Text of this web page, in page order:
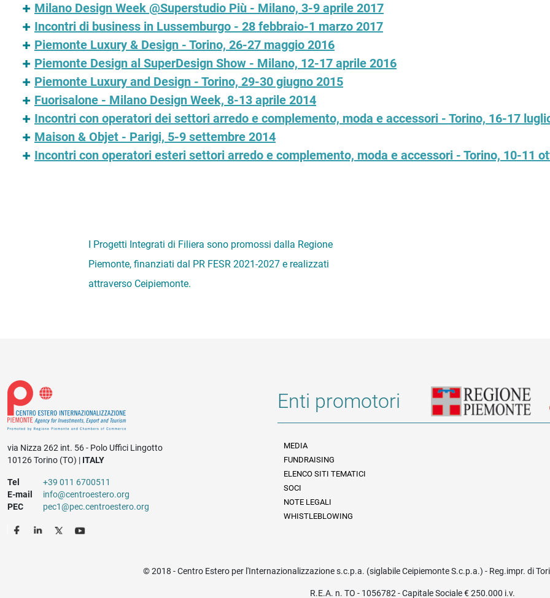
Milano Design Week @Superstudio Più - Milano, 3-9 aprile 2017
Incontri di business in Lussemburgo - 28 febbraio-1 marzo 2017
Piemonte Luxury & Design - Torino, 26-27 maggio 2016
Piemonte Design al SuperDesign Show - Milano, 12-17 aprile 2016
Piemonte Luxury and Design - Torino, 29-30 giugno 2015
Fuorisalone - Milano Design Week, 8-13 aprile 2014
Incontri con operatori dei settori arredo e complemento, moda e accessori - Torino, 16-17
Maison & Objet - Parigi, 5-9 settembre 2014
Incontri con operatori esteri settori arredo e complemento, moda e accessori - Torino, 10-11
I Progetti Integrati di Filiera sono promossi dalla Regione
Piemonte, finanziati dal PR FESR 2021-2027 e realizzati
attraverso Ceipiemonte.
via Nizza 262 int. 56 - Polo Uffici Lingotto
10126 Torino (TO) | ITALY
Tel
+39 011 6700511
E-mail
info@centroestero.org
PEC
pec1@pec.centroestero.org
Enti promotori
Informazioni legali e trasparenza
MEDIA
FUNDRAISING
ELENCO SITI TEMATICI
SOCI
NOTE LEGALI
WHISTLEBLOWING
© 2018 - Centro Estero per l'Internazionalizzazione s.c.p.a. (siglabile Ceipiemonte S.c.p.a.) - Reg.impr. di
R.E.A. n. TO - 1056782 - Capitale Sociale € 250.000 i.v.